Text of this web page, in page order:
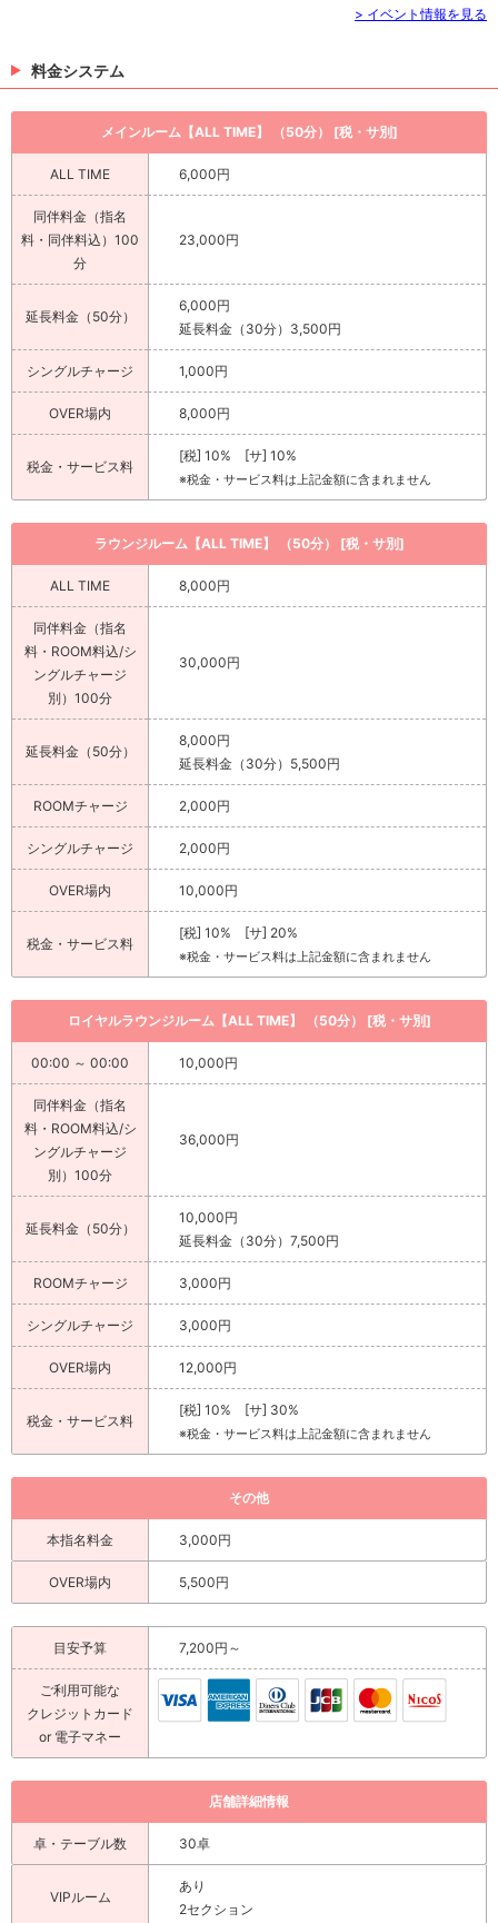
> イベント情報を見る
料金システム
メインルーム【ALL TIME】 （50分） [税・サ別]
ALL TIME 6,000円
同伴料金（指名
料・同伴料込）100
分
23,000円
延長料金（50分）
6,000円
延長料金（30分）3,500円
シングルチャージ 1,000円
OVER場内 8,000円
税金・サービス料
[税] 10% [サ] 10%
※税金・サービス料は上記金額に含まれません
ラウンジルーム【ALL TIME】 （50分） [税・サ別]
ALL TIME 8,000円
同伴料金（指名
料・ROOM料込/シ
ングルチャージ
別）100分
30,000円
延長料金（50分）
8,000円
延長料金（30分）5,500円
ROOMチャージ 2,000円
シングルチャージ 2,000円
OVER場内 10,000円
税金・サービス料
[税] 10% [サ] 20%
※税金・サービス料は上記金額に含まれません
ロイヤルラウンジルーム【ALL TIME】 （50分） [税・サ別]
00:00 ～ 00:00 10,000円
同伴料金（指名
料・ROOM料込/シ
ングルチャージ
別）100分
36,000円
延長料金（50分）
10,000円
延長料金（30分）7,500円
ROOMチャージ 3,000円
シングルチャージ 3,000円
OVER場内 12,000円
税金・サービス料
[税] 10% [サ] 30%
※税金・サービス料は上記金額に含まれません
その他
本指名料金 3,000円
OVER場内 5,500円
目安予算 7,200円～
ご利用可能な
クレジットカード
or 電子マネー
店舗詳細情報
卓・テーブル数 30卓
VIPルーム
あり
2セクション